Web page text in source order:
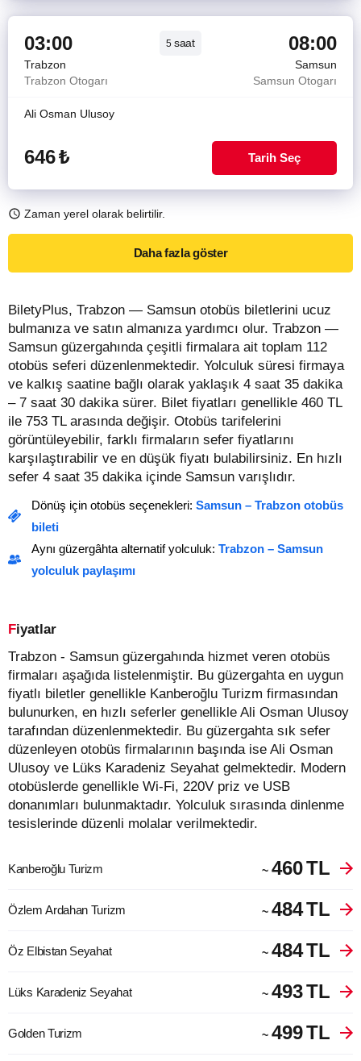
03:00 5 saat 08:00
Trabzon
Samsun
Trabzon Otogarı
Samsun Otogarı
Ali Osman Ulusoy
646₺ Tarih Seç
Zaman yerel olarak belirtilir.
Daha fazla göster
BiletyPlus, Trabzon — Samsun otobüs biletlerini ucuz
bulmanıza ve satın almanıza yardımcı olur. Trabzon —
Samsun güzergahında çeşitli firmalara ait toplam 112
otobüs seferi düzenlenmektedir. Yolculuk süresi firmaya
ve kalkış saatine bağlı olarak yaklaşık 4 saat 35 dakika
– 7 saat 30 dakika sürer. Bilet fiyatları genellikle 460 TL
ile 753 TL arasında değişir. Otobüs tarifelerini
görüntüleyebilir, farklı firmaların sefer fiyatlarını
karşılaştırabilir ve en düşük fiyatı bulabilirsiniz. En hızlı
sefer 4 saat 35 dakika içinde Samsun varışlıdır.
Dönüş için otobüs seçenekleri: Samsun – Trabzon otobüs
bileti
Aynı güzergâhta alternatif yolculuk: Trabzon – Samsun
yolculuk paylaşımı
Fiyatlar
Trabzon - Samsun güzergahında hizmet veren otobüs
firmaları aşağıda listelenmiştir. Bu güzergahta en uygun
fiyatlı biletler genellikle Kanberoğlu Turizm firmasından
bulunurken, en hızlı seferler genellikle Ali Osman Ulusoy
tarafından düzenlenmektedir. Bu güzergahta sık sefer
düzenleyen otobüs firmalarının başında ise Ali Osman
Ulusoy ve Lüks Karadeniz Seyahat gelmektedir. Modern
otobüslerde genellikle Wi-Fi, 220V priz ve USB
donanımları bulunmaktadır. Yolculuk sırasında dinlenme
tesislerinde düzenli molalar verilmektedir.
Kanberoğlu Turizm ~ 460TL
Özlem Ardahan Turizm ~ 484TL
Öz Elbistan Seyahat ~ 484TL
Lüks Karadeniz Seyahat ~ 493TL
Golden Turizm ~ 499TL